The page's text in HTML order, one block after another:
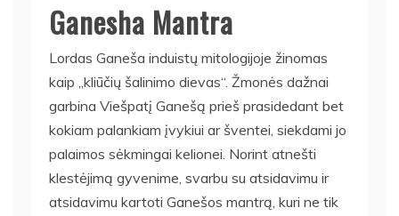
Ganesha Mantra
Lordas Ganeša induistų mitologijoje žinomas
kaip „kliūčių šalinimo dievas“. Žmonės dažnai
garbina Viešpatį Ganešą prieš prasidedant bet
kokiam palankiam įvykiui ar šventei, siekdami jo
palaimos sėkmingai kelionei. Norint atnešti
klestėjimą gyvenime, svarbu su atsidavimu ir
atsidavimu kartoti Ganešos mantrą, kuri ne tik